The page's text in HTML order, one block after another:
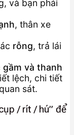
và bạn phải
, thân xe
rỗng, trả lái
gầm và thanh
lệch, chi tiết
sát.
/ rít / hú” để